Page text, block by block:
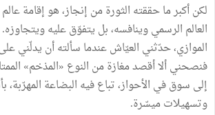
لكن أكبر ما حققته الثورة من إنجاز، هو إقامة
العالم الرسمي وينافسه، بل يتفوّق عليه
الموازي، حدّثني العيّاش عندما سألته أن يدلّني
فنصحني ألا أقصد مغازة من النوع «المذخم»
إلى سوق في الأحواز، تباع فيه البضاعة
وتسهيلات ميسّرة.